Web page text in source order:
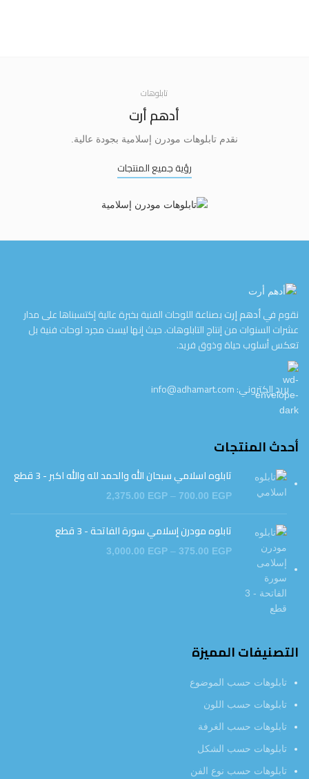
تابلوهات
أدهم أرت
نقدم تابلوهات مودرن إسلامية بجودة عالية.
رؤية جميع المنتجات
نقوم فيأدهم إرتبصناعة اللوحات الفنية بخبرة عالية إكتسبناها على مدار
عشرات السنوات من إنتاج التابلوهات. حيث إنها ليست مجرد لوحات فنية بل
تعكس أسلوب حياة وذوق فريد.
بريد إلكتروني: info@adhamart.com
أحدث المنتجات
تابلوه اسلامي سبحان الله والحمد لله والله اكبر - 3 قطع
700.00 EGP
–
2,375.00 EGP
تابلوه مودرن إسلامي سورة الفاتحة - 3 قطع
375.00 EGP
–
3,000.00 EGP
التصنيفات المميزة
تابلوهات حسب الموضوع
تابلوهات حسب اللون
تابلوهات حسب الغرفة
تابلوهات حسب الشكل
تابلوهات حسب نوع الفن